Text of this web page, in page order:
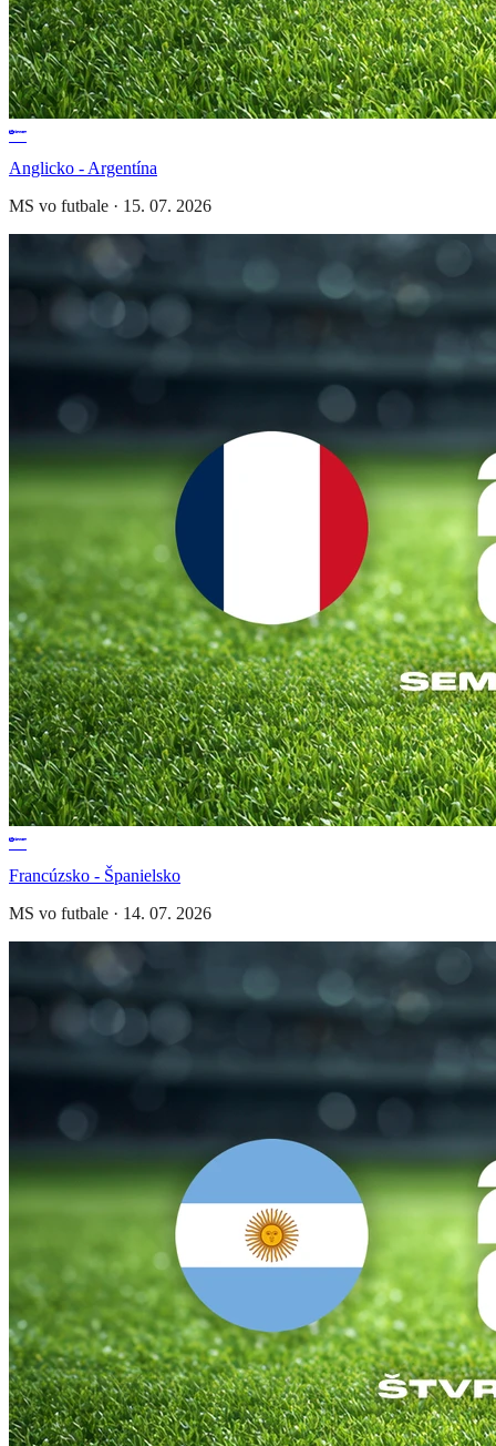
Anglicko - Argentína
MS vo futbale · 15. 07. 2026
Francúzsko - Španielsko
MS vo futbale · 14. 07. 2026